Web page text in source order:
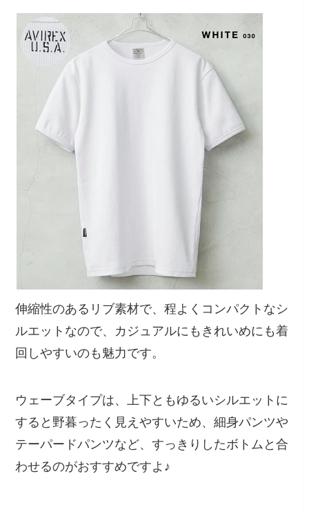
伸縮性のあるリブ素材で、程よくコンパクトなシ
ルエットなので、カジュアルにもきれいめにも着
回しやすいのも魅力です。
ウェーブタイプは、上下ともゆるいシルエットに
すると野暮ったく見えやすいため、細身パンツや
テーパードパンツなど、すっきりしたボトムと合
わせるのがおすすめですよ♪